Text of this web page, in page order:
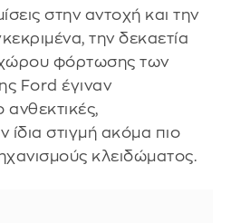
στην αντοχή και την
την δεκαετία
φόρτωσης των
Ford έγιναν
ανθεκτικές,
στιγμή ακόμα πιο
κλειδώματος.